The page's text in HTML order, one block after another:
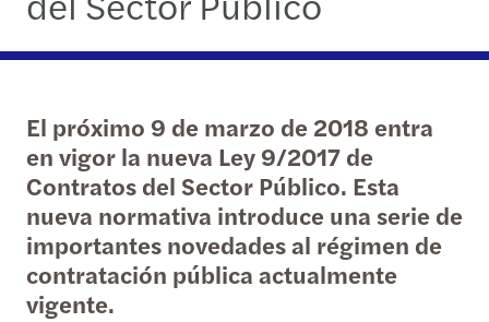
El próximo 9 de marzo de 2018 entra
en vigor la nueva Ley 9/2017 de
Contratos del Sector Público. Esta
nueva normativa introduce una serie de
importantes novedades al régimen de
contratación pública actualmente
vigente.